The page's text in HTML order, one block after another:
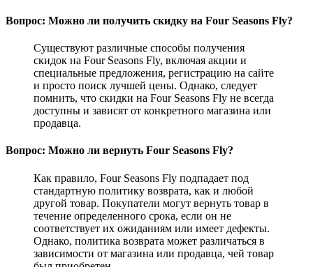
Вопрос: Можно ли получить скидку на Four Seasons Fly?
Существуют различные способы получения
скидок на Four Seasons Fly, включая акции и
специальные предложения, регистрацию на сайте
и просто поиск лучшей цены. Однако, следует
помнить, что скидки на Four Seasons Fly не всегда
доступны и зависят от конкретного магазина или
продавца.
Вопрос: Можно ли вернуть Four Seasons Fly?
Как правило, Four Seasons Fly подпадает под
стандартную политику возврата, как и любой
другой товар. Покупатели могут вернуть товар в
течение определенного срока, если он не
соответствует их ожиданиям или имеет дефекты.
Однако, политика возврата может различаться в
зависимости от магазина или продавца, чей товар